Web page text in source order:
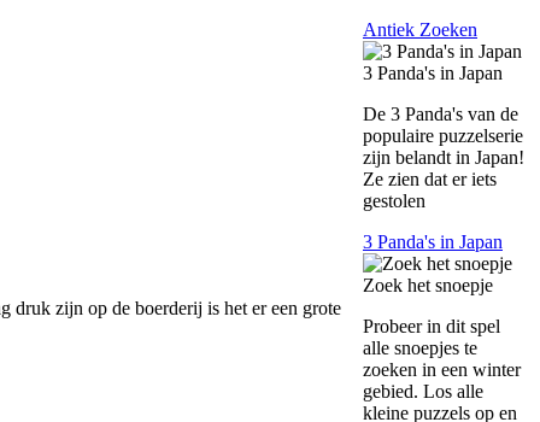
druk zijn op de boerderij is het er een grote
Antiek Zoeken
3 Panda's in Japan
De 3 Panda's van de
populaire puzzelserie
zijn belandt in Japan!
Ze zien dat er iets
gestolen
3 Panda's in Japan
Zoek het snoepje
Probeer in dit spel
alle snoepjes te
zoeken in een winter
gebied. Los alle
kleine puzzels op en